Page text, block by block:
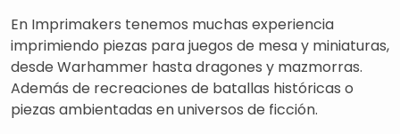
En Imprimakers tenemos muchas experiencia
imprimiendo piezas para juegos de mesa y miniaturas,
desde Warhammer hasta dragones y mazmorras.
Además de recreaciones de batallas históricas o
piezas ambientadas en universos de ficción.